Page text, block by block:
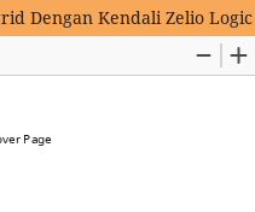
Dengan Kendali Zelio Logic